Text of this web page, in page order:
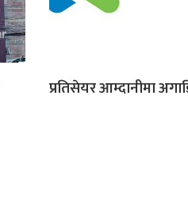
प्रतिसेयर आम्दानीमा